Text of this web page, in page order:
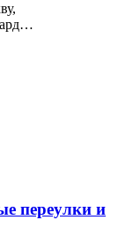
переулки и